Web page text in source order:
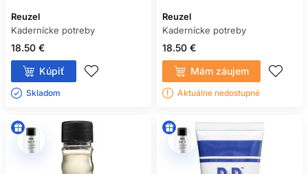
Reuzel
Kadernícke potreby
18.50 €
Kúpiť
Skladom ㅤ
Reuzel
Kadernícke potreby
18.50 €
Mám záujem
Aktuálne nedostupné